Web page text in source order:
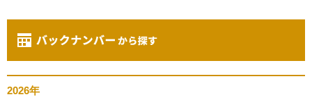
2026年